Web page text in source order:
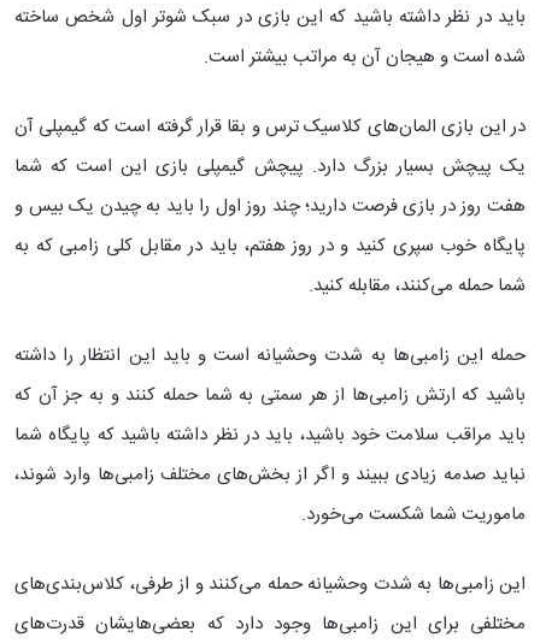
باید در نظر داشته باشید که این بازی در سبک شوتر اول شخص ساخته
شده است و هیجان آن به مراتب بیشتر است.
در این بازی المان‌های کلاسیک ترس و بقا قرار گرفته است که گیمپلی آن
یک پیچش بسیار بزرگ دارد. پیچش گیمپلی بازی این است که شما
هفت روز در بازی فرصت دارید؛ چند روز اول را باید به چیدن یک بیس و
پایگاه خوب سپری کنید و در روز هفتم، باید در مقابل کلی زامبی که به
شما حمله می‌کنند، مقابله کنید.
حمله این زامبی‌ها به شدت وحشیانه است و باید این انتظار را داشته
باشید که ارتش زامبی‌ها از هر سمتی به شما حمله کنند و به جز آن که
باید مراقب سلامت خود باشید، باید در نظر داشته باشید که پایگاه شما
نباید صدمه زیادی ببیند و اگر از بخش‌های مختلف زامبی‌ها وارد شوند،
ماموریت شما شکست می‌خورد.
این زامبی‌ها به شدت وحشیانه حمله می‌کنند و از طرفی، کلاس‌بندی‌های
مختلفی برای این زامبی‌ها وجود دارد که بعضی‌هایشان قدرت‌های